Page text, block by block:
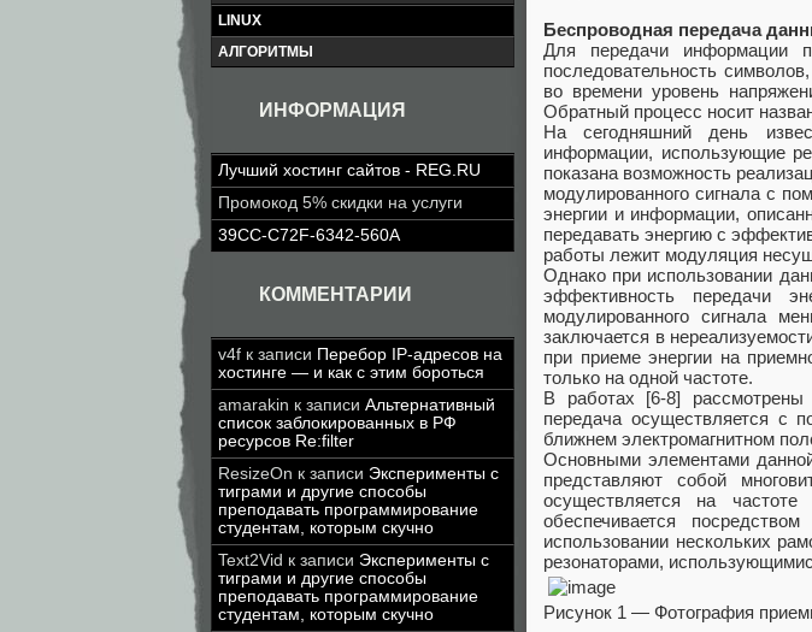
LINUX
АЛГОРИТМЫ
ИНФОРМАЦИЯ
Лучший хостинг сайтов - REG.RU
Промокод 5% скидки на услуги
39CC-C72F-6342-560A
КОММЕНТАРИИ
v4f к записи Перебор IP-адресов на
хостинге — и как с этим бороться
amarakin к записи Альтернативный
список заблокированных в РФ
ресурсов Re:filter
ResizeOn к записи Эксперименты с
тиграми и другие способы
преподавать программирование
студентам, которым скучно
Text2Vid к записи Эксперименты с
тиграми и другие способы
преподавать программирование
студентам, которым скучно
Беспроводная передача
Для передачи информации
последовательность
во времени уровень
Обратный процесс носит
На сегодняшний день
информации, использующие
показана возможность
модулированного сигнала с
энергии и информации,
передавать энергию с
работы лежит модуляция
Однако при использовании
эффективность передачи
модулированного сигнала
заключается в
при приеме энергии на
только на одной частоте.
В работах [6-8] рассмотрены
передача осуществляется с
ближнем электромагнитном
Основными элементами
представляют собой
осуществляется на
обеспечивается
использовании нескольких
резонаторами,
Рисунок 1 — Фотография